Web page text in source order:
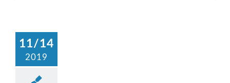
11/14
2019